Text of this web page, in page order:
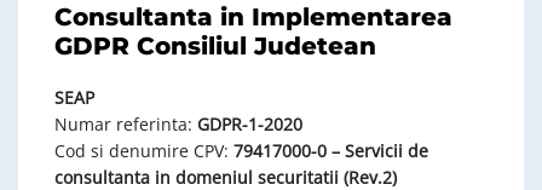
Consultanta in Implementarea
GDPR Consiliul Judetean
SEAP
Numar referinta: GDPR-1-2020
Cod si denumire CPV: 79417000-0 – Servicii de
consultanta in domeniul securitatii (Rev.2)